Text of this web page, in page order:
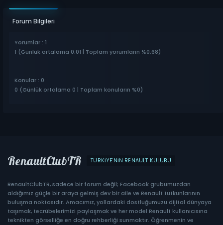
Forum Bilgileri
Yorumlar : 1
1 (Günlük ortalama 0.01 | Toplam yorumların %0.68)
Konular : 0
0 (Günlük ortalama 0 | Toplam konuların %0)
RenaultClubTR TÜRKIYE'NIN RENAULT KULÜBÜ
RenaultClubTR, sadece bir forum değil; Facebook grubumuzdan
aldığımız güçle bir araya gelmiş dev bir aile ve Renault tutkunlarının
buluşma noktasıdır. Amacımız, yollardaki dostluğumuzu dijital dünyaya
taşımak, tecrübelerimizi paylaşmak ve her model Renault kullanıcısına
teknikten görselliğe en doğru rehberliği sunmaktır. Öğrenmenin ve